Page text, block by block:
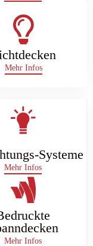
Mehr Infos
Systeme
Mehr Infos
Mehr Infos